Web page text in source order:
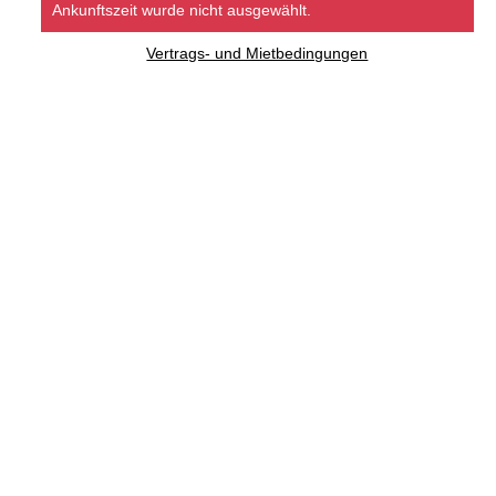
Ankunftszeit wurde nicht ausgewählt.
Vertrags- und Mietbedingungen